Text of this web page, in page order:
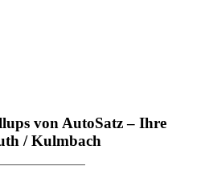
von AutoSatz – Ihre
/ Kulmbach